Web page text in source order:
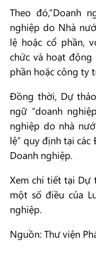
Theo đó,“Doanh
nghiệp do Nhà
lệ hoặc cổ phần,
chức và hoạt
phần hoặc công ty
Đồng thời, Dự
ngữ “doanh
nghiệp do nhà
lệ” quy định tại các
Doanh nghiệp.
Xem chi tiết tại Dự
một số điều của
nghiệp.
Nguồn: Thư viện